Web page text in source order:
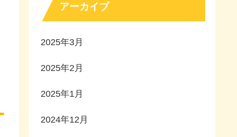
アーカイブ
2025年3月
2025年2月
2025年1月
2024年12月